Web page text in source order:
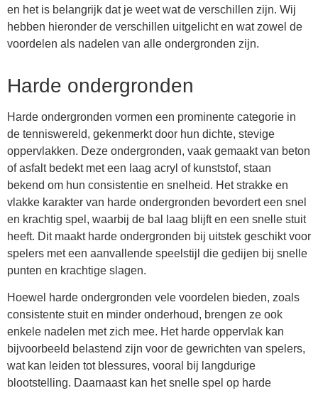
en het is belangrijk dat je weet wat de verschillen zijn. Wij
hebben hieronder de verschillen uitgelicht en wat zowel de
voordelen als nadelen van alle ondergronden zijn.
Harde ondergronden
Harde ondergronden vormen een prominente categorie in
de tenniswereld, gekenmerkt door hun dichte, stevige
oppervlakken. Deze ondergronden, vaak gemaakt van beton
of asfalt bedekt met een laag acryl of kunststof, staan
bekend om hun consistentie en snelheid. Het strakke en
vlakke karakter van harde ondergronden bevordert een snel
en krachtig spel, waarbij de bal laag blijft en een snelle stuit
heeft. Dit maakt harde ondergronden bij uitstek geschikt voor
spelers met een aanvallende speelstijl die gedijen bij snelle
punten en krachtige slagen.
Hoewel harde ondergronden vele voordelen bieden, zoals
consistente stuit en minder onderhoud, brengen ze ook
enkele nadelen met zich mee. Het harde oppervlak kan
bijvoorbeeld belastend zijn voor de gewrichten van spelers,
wat kan leiden tot blessures, vooral bij langdurige
blootstelling. Daarnaast kan het snelle spel op harde